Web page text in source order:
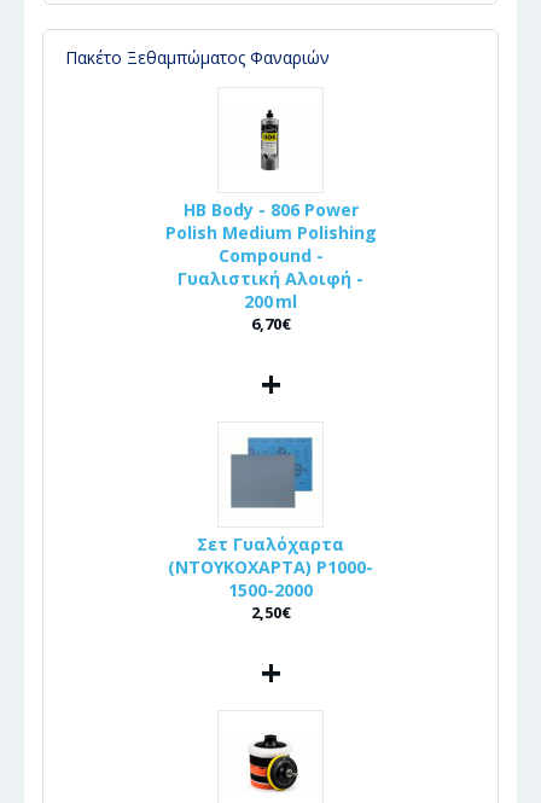
Πακέτο Ξεθαμπώματος Φαναριών
HB Body - 806 Power
Polish Medium Polishing
Compound -
Γυαλιστική Αλοιφή -
200 ml
6,70€
+
Σετ Γυαλόχαρτα
(ΝΤΟΥΚΟΧΑΡΤΑ) P1000-
1500-2000
2,50€
+